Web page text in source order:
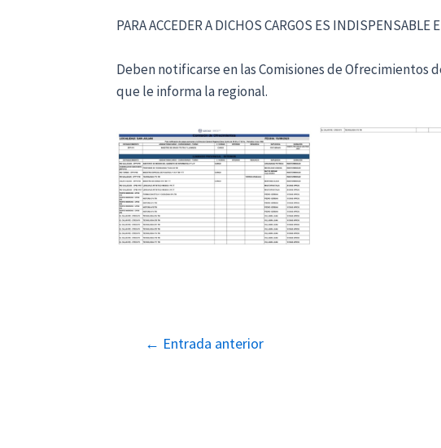
PARA ACCEDER A DICHOS CARGOS ES
Deben notificarse en las Comisiones de Ofrecimientos
que le informa la regional.
Navegación
← Entrada anterior